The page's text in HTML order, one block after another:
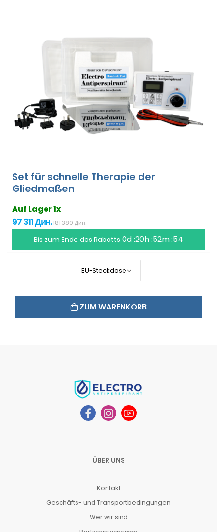
Set für schnelle Therapie der
Gliedmaßen
Auf Lager 1x
97 311 Дин.181 389 Дин.
Bis zum Ende des Rabatts0d :20h :52m :53
ZUM WARENKORB
ÜBER UNS
Kontakt
Geschäfts- und Transportbedingungen
Wer wir sind